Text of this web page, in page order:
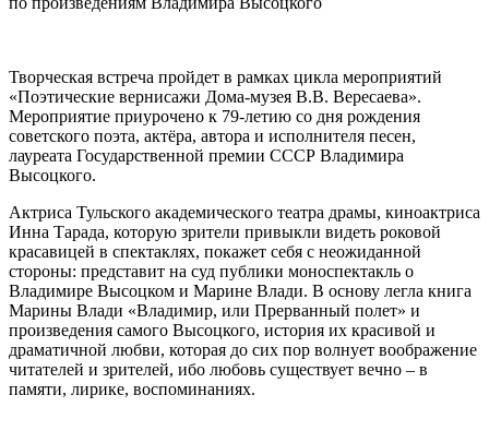
Творческая встреча пройдет в рамках цикла мероприятий
«Поэтические вернисажи Дома-музея В.В. Вересаева».
Мероприятие приурочено к 79-летию со дня рождения
советского поэта, актёра, автора и исполнителя песен,
лауреата Государственной премии СССР Владимира
Высоцкого.
Актриса Тульского академического театра драмы, киноактриса
Инна Тарада, которую зрители привыкли видеть роковой
красавицей в спектаклях, покажет себя с неожиданной
стороны: представит на суд публики моноспектакль о
Владимире Высоцком и Марине Влади. В основу легла книга
Марины Влади «Владимир, или Прерванный полет» и
произведения самого Высоцкого, история их красивой и
драматичной любви, которая до сих пор волнует воображение
читателей и зрителей, ибо любовь существует вечно – в
памяти, лирике, воспоминаниях.